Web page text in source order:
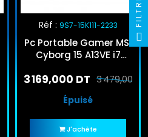
Réf : 9S7-15K111-2233
Pc Portable Gamer MSI
Cyborg 15 A13VE i7
RTX 40503 479,000
3 169,000 DT
Épuisé
J'achète
FILTRE